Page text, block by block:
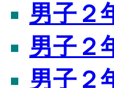
男子２
男子２
男子２